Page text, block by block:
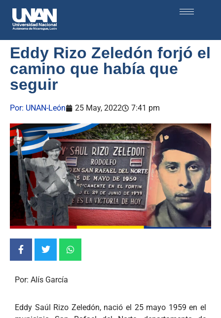
Eddy Rizo Zeledón forjó el
camino que había que
seguir
Por: UNAN-León 25 May, 2022 7:41 pm
Por: Alís García
Eddy Saúl Rizo Zeledón, nació el 25 mayo 1959 en el